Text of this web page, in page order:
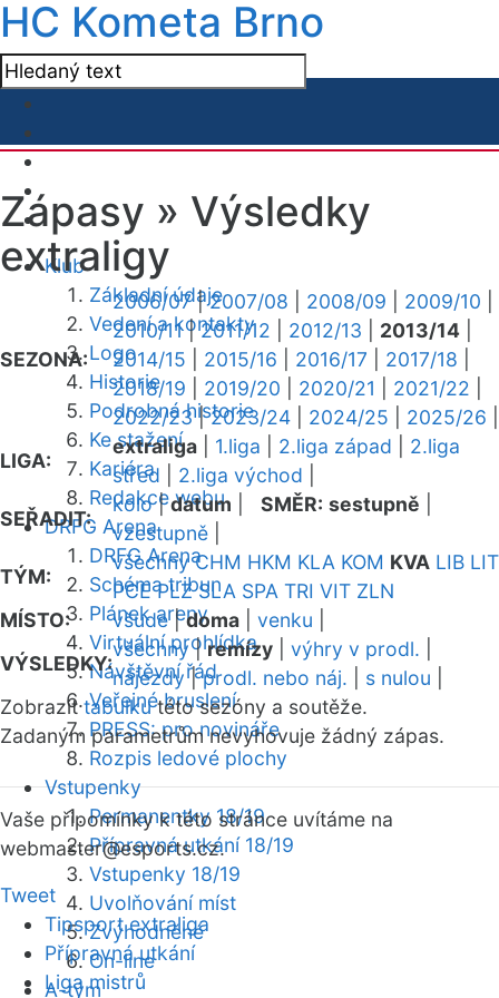
HC Kometa Brno
Klub
Základní údaje
Vedení a kontakty
Logo
Historie
Podrobná historie
Ke stažení
Kariéra
Redakce webu
DRFG Arena
DRFG Arena
Schéma tribun
Plánek areny
Virtuální prohlídka
Návštěvní řád
Veřejné bruslení
PRESS: pro novináře
Rozpis ledové plochy
Vstupenky
Permanentky 18/19
Přípravná utkání 18/19
Vstupenky 18/19
Uvolňování míst
Zvýhodněné
On-line
A-tým
Zápasy » Výsledky
extraligy
SEZONA:
2006/07|2007/08 2008/09 2009/10
2010/11|2011/12 2012/13 2013/14
2014/15
2015/16 2016/17 2017/18
2018/19
2019/20 2020/21 2021/22
2022/23|2023/24 2024/25 2025/26
LIGA:
extraliga 1.liga 2.liga západ
2.liga
střed
2.liga východ
SEŘADIT:
kolo|datum SMĚR: sestupně
vzestupně
TÝM:
všechny CHM HKM KLA KOM KVA LIB LIT
PCE PLZ SLA SPA TRI VIT ZLN
MÍSTO:
všude|doma venku
VÝSLEDKY:
všechny|remízy výhry v prodl.
nájezdy|prodl. nebo náj. s nulou
Zobrazittabulkutéto sezóny a soutěže.
Zadaným parametrům nevyhovuje žádný zápas.
Vaše připomínky k této stránce uvítáme na
webmaster@esports.cz.
Tweet
Tipsport extraliga
Přípravná utkání
Liga mistrů